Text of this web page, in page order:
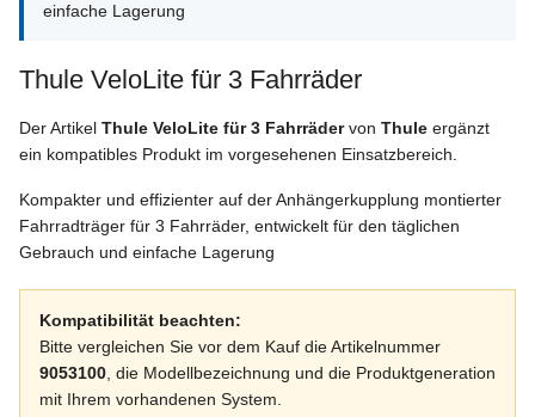
einfache Lagerung
Thule VeloLite für 3 Fahrräder
Der Artikel Thule VeloLite für 3 Fahrrädervon Thule ergänzt
ein kompatibles Produkt im vorgesehenen Einsatzbereich.
Kompakter und effizienter auf der Anhängerkupplung montierter
Fahrradträger für 3 Fahrräder, entwickelt für den täglichen
Gebrauch und einfache Lagerung
Kompatibilität beachten:
Bitte vergleichen Sie vor dem Kauf die Artikelnummer
9053100 , die Modellbezeichnung und die Produktgeneration
mit Ihrem vorhandenen System.